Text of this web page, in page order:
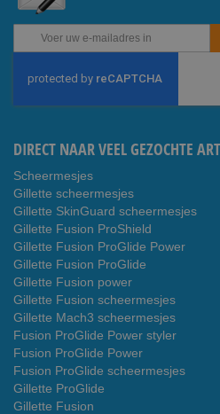
Abonneer
u
onze
nieuwsbrief
DIRECT NAAR VEEL GEZOCHTE
Scheermesjes
Gillette scheermesjes
Gillette SkinGuard scheermesjes
Gillette Fusion ProShield
Gillette Fusion ProGlide Power
Gillette Fusion ProGlide
Gillette Fusion power
Gillette Fusion scheermesjes
Gillette Mach3 scheermesjes
Fusion ProGlide Power styler
Fusion ProGlide Power
Fusion ProGlide scheermesjes
Gillette ProGlide
Gillette Fusion